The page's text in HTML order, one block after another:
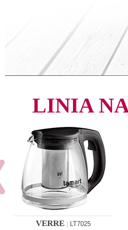
LINIA
VERRE LT7025